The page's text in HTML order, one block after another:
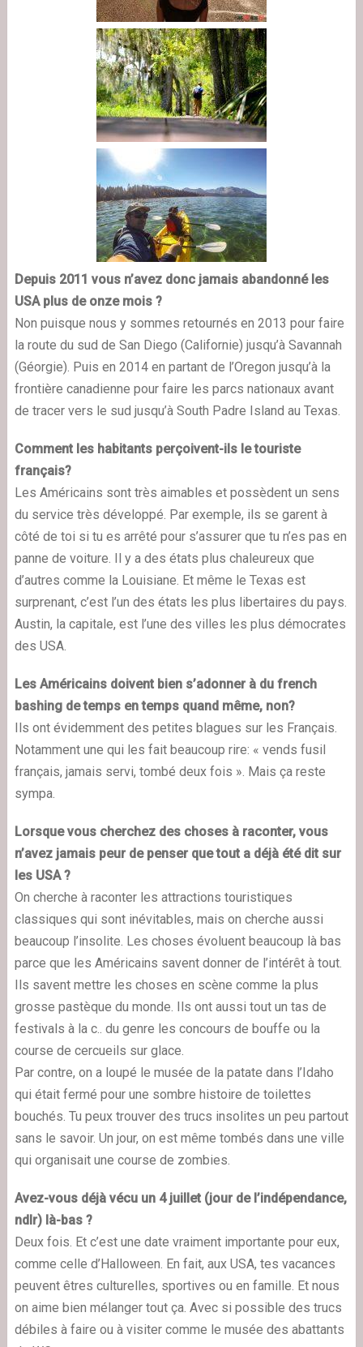
Depuis 2011 vous n’avez donc jamais abandonné les
USA plus de onze mois ?
Non puisque nous y sommes retournés en 2013 pour faire
la route du sud de San Diego (Californie) jusqu’à Savannah
(Géorgie). Puis en 2014 en partant de l’Oregon jusqu’à la
frontière canadienne pour faire les parcs nationaux avant
de tracer vers le sud jusqu’à South Padre Island au Texas.
Comment les habitants perçoivent-ils le touriste
français?
Les Américains sont très aimables et possèdent un sens
du service très développé. Par exemple, ils se garent à
côté de toi si tu es arrêté pour s’assurer que tu n’es pas en
panne de voiture. Il y a des états plus chaleureux que
d’autres comme la Louisiane. Et même le Texas est
surprenant, c’est l’un des états les plus libertaires du pays.
Austin, la capitale, est l’une des villes les plus démocrates
des USA.
Les Américains doivent bien s’adonner à du french
bashing de temps en temps quand même, non?
Ils ont évidemment des petites blagues sur les Français.
Notamment une qui les fait beaucoup rire: « vends fusil
français, jamais servi, tombé deux fois ». Mais ça reste
sympa.
Lorsque vous cherchez des choses à raconter, vous
n’avez jamais peur de penser que tout a déjà été dit sur
les USA ?
On cherche à raconter les attractions touristiques
classiques qui sont inévitables, mais on cherche aussi
beaucoup l’insolite. Les choses évoluent beaucoup là bas
parce que les Américains savent donner de l’intérêt à tout.
Ils savent mettre les choses en scène comme la plus
grosse pastèque du monde. Ils ont aussi tout un tas de
festivals à la c.. du genre les concours de bouffe ou la
course de cercueils sur glace.
Par contre, on a loupé le musée de la patate dans l’Idaho
qui était fermé pour une sombre histoire de toilettes
bouchés. Tu peux trouver des trucs insolites un peu partout
sans le savoir. Un jour, on est même tombés dans une ville
qui organisait une course de zombies.
Avez-vous déjà vécu un 4 juillet (jour de l’indépendance,
ndlr) là-bas ?
Deux fois. Et c’est une date vraiment importante pour eux,
comme celle d’Halloween. En fait, aux USA, tes vacances
peuvent êtres culturelles, sportives ou en famille. Et nous
on aime bien mélanger tout ça. Avec si possible des trucs
débiles à faire ou à visiter comme le musée des abattants